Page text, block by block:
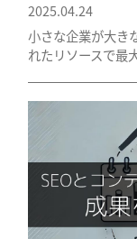
2025.04.24
小さな企業が大き
れたリソースで最